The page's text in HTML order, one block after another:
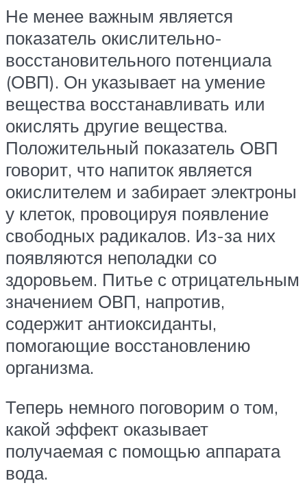
Не менее важным является
показатель окислительно-
восстановительного потенциала
(ОВП). Он указывает на умение
вещества восстанавливать или
окислять другие вещества.
Положительный показатель ОВП
говорит, что напиток является
окислителем и забирает электроны
у клеток, провоцируя появление
свободных радикалов. Из-за них
появляются неполадки со
здоровьем. Питье с отрицательным
значением ОВП, напротив,
содержит антиоксиданты,
помогающие восстановлению
организма.
Теперь немного поговорим о том,
какой эффект оказывает
получаемая с помощью аппарата
вода.